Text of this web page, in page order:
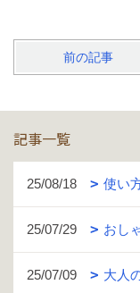
前の記事
記事一覧
25/08/18 使い
25/07/29 おし
25/07/09 大人